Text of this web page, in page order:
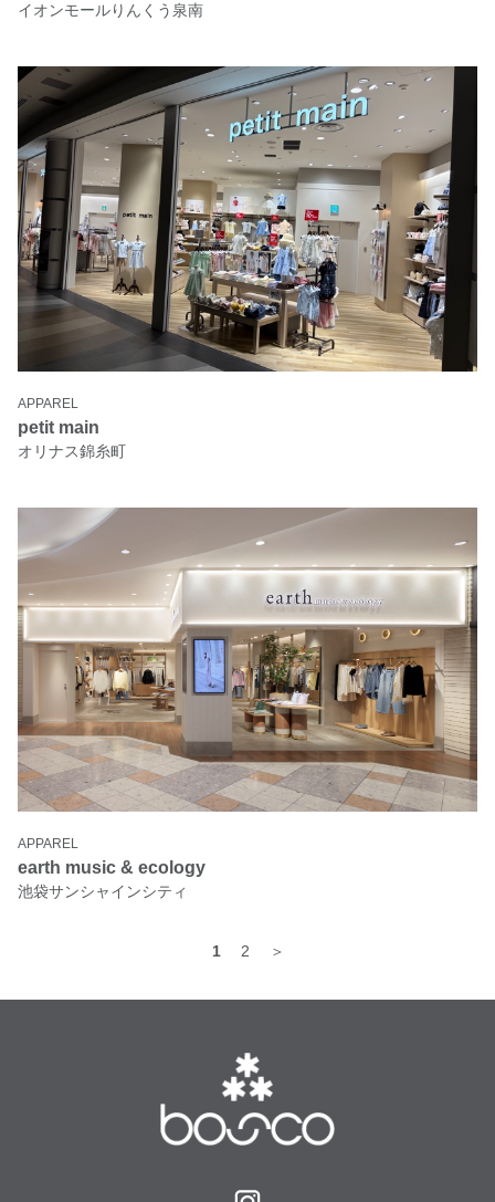
イオンモールりんくう泉南
APPAREL
petit main
オリナス錦糸町
APPAREL
earth music & ecology
池袋サンシャインシティ
1 2 ＞